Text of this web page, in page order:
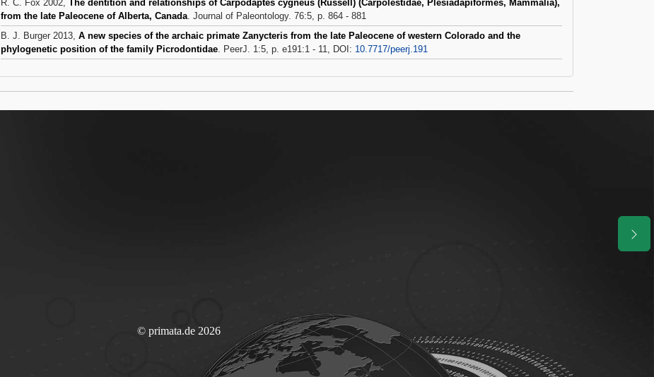
R. C. Fox 2002, The dentition and relationships of Carpodaptes cygneus (Russell) (Carpolestidae, Plesiadapiformes, Mammalia),
from the late Paleocene of Alberta, Canada. Journal of Paleontology. 76:5, p. 864 - 881
B. J. Burger 2013, A new species of the archaic primate Zanycteris from the late Paleocene of western Colorado and the
phylogenetic position of the family Picrodontidae. PeerJ. 1:5, p. e191:1 - 11, DOI: 10.7717/peerj.191
© primata.de 2026